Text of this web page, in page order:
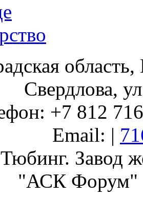
Свердлова,
+7 812
Email: |
Завод
"АСК Форум"